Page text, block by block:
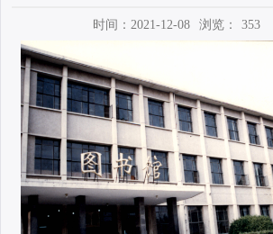
时间：2021-12-08 浏览： 353